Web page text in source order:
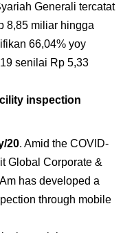
Generali tercatat
8,85 miliar hingga
66,04% yoy
senilai Rp 5,33
inspection
20. Amid the COVID-
Global Corporate &
has developed a
through mobile